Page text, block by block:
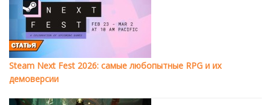
Steam Next Fest 2026: самые любопытные RPG и их
демоверсии